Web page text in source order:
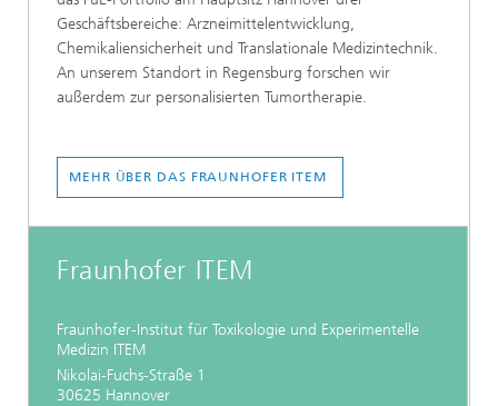
Geschäftsbereiche: Arzneimittelentwicklung,
Chemikaliensicherheit und Translationale Medizintechnik.
An unserem Standort in Regensburg forschen wir
außerdem zur personalisierten Tumortherapie.
MEHR ÜBER DAS FRAUNHOFER ITEM
Fraunhofer ITEM
Fraunhofer-Institut für Toxikologie und Experimentelle
Medizin ITEM
Nikolai-Fuchs-Straße 1
30625 Hannover